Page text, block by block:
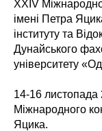
XXIV
імені Петра
інституту та
Дунайського
університету
14-16 листопада
Міжнародного
Яцика.